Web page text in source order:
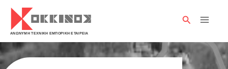
Μετάβαση
περιεχόμενο
Αναζήτηση